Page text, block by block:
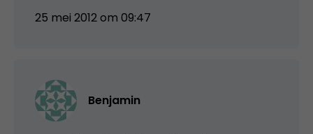
25 mei 2012 om 09:47
Benjamin